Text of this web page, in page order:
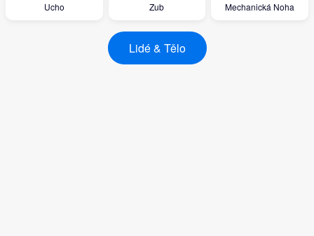
Ucho Zub Mechanická Noha
Lidé & Tělo